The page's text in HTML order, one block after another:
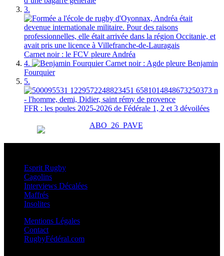
3.
Carnet noir : le FCV pleure Andréa
4.
Carnet noir : Agde pleure Benjamin
Fourquier
5.
FFR : les poules 2025-2026 de Fédérale 1, 2 et 3 dévoilées
Esprit Rugby
Cagolins
Interviews Décalées
Maffrés
Insolites
Mentions Légales
Contact
RugbyFédéral.com